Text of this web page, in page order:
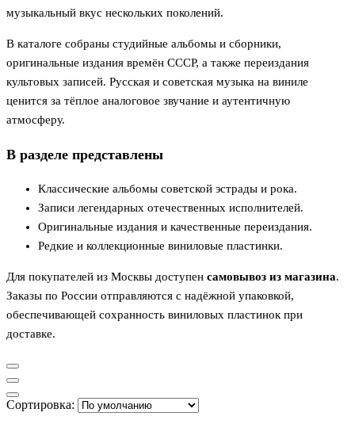
музыкальный вкус нескольких поколений.
В каталоге собраны студийные альбомы и сборники,
оригинальные издания времён СССР, а также переиздания
культовых записей. Русская и советская музыка на виниле
ценится за тёплое аналоговое звучание и аутентичную
атмосферу.
В разделе представлены
Классические альбомы советской эстрады и рока.
Записи легендарных отечественных исполнителей.
Оригинальные издания и качественные переиздания.
Редкие и коллекционные виниловые пластинки.
Для покупателей из Москвы доступен самовывоз из магазина.
Заказы по России отправляются с надёжной упаковкой,
обеспечивающей сохранность виниловых пластинок при
доставке.
Сортировка: